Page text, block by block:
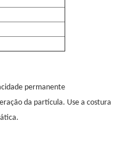
permanente
da partícula. Use a costura